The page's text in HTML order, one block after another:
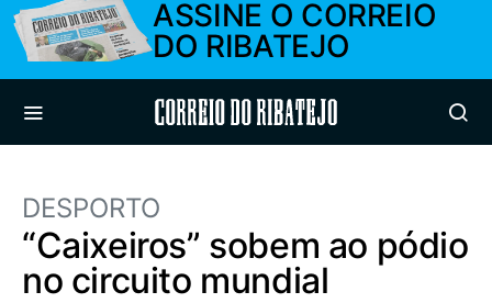
ASSINE O CORREIO
DO RIBATEJO
Correio do Ribatejo
DESPORTO
“Caixeiros” sobem ao pódio
no circuito mundial